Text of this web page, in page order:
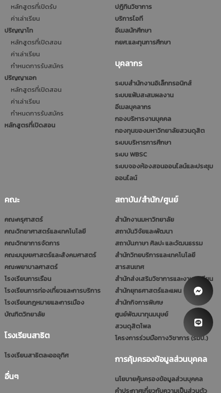
หลักสูตรที่เปิดรับ
ค่าเล่าเรียน
ปริญญาโท
หลักสูตรที่เปิดสอน
ค่าเล่าเรียน
กำหนดการรับสมัคร
ปริญญาเอก
หลักสูตรที่เปิดสอน
ค่าเล่าเรียน
กำหนดการรับสมัคร
หลักสูตรที่เปิดสอน
ปฎิทินวิชาการ
บริการไอที
อีเมลนักศึกษา
กยศ.และทุนการศึกษา
บุคลากร
ระบบสำนักงานอิเล็กทรอนิกส์
ระบบแฟ้มสะสมผลงาน
อีเมลบุคลากร
กองบริหารงานบุคคล
กองทุนของมหาวิทยาลัยสวนดุสิต
ระบบบริหารการศึกษา
ระบบ WBSC
ระบบจองห้องสอนออนไลน์และประชุม
ออนไลน์
คณะ
คณะครุศาสตร์
คณะวิทยาศาสตร์และเทคโนโลยี
คณะวิทยาการจัดการ
คณะมนุษยศาสตร์และสังคมศาสตร์
คณะพยาบาลศาสตร์
โรงเรียนการเรือน
โรงเรียนการท่องเที่ยวและการบริการ
โรงเรียนกฎหมายและการเมือง
บัณฑิตวิทยาลัย
โรงเรียนสาธิต
โรงเรียนสาธิตละอออุทิศ
อื่นๆ
สถาบัน/สำนัก/ศูนย์
สำนักงานมหาวิทยาลัย
สถาบันวิจัยและพัฒนา
สถาบันภาษา ศิลปะ และวัฒนธรรม
สำนักวิทยบริการและเทคโนโลยี
สารสนเทศ
สำนักส่งเสริมวิชาการและงานทะเบียน
สำนักยุทธศาสตร์และแผน
สำนักกิจการพิเศษ
ศูนย์พัฒนาทุนมนุษย์
สวนดุสิตโพล
โครงการร่วมมือทางวิชาการ (รมป.)
การคุ้มครองข้อมูลส่วนบุคคล
นโยบายคุ้มครองข้อมูลส่วนบุคคล
คำประกาศเกี่ยวกับความเป็นส่วนตัว